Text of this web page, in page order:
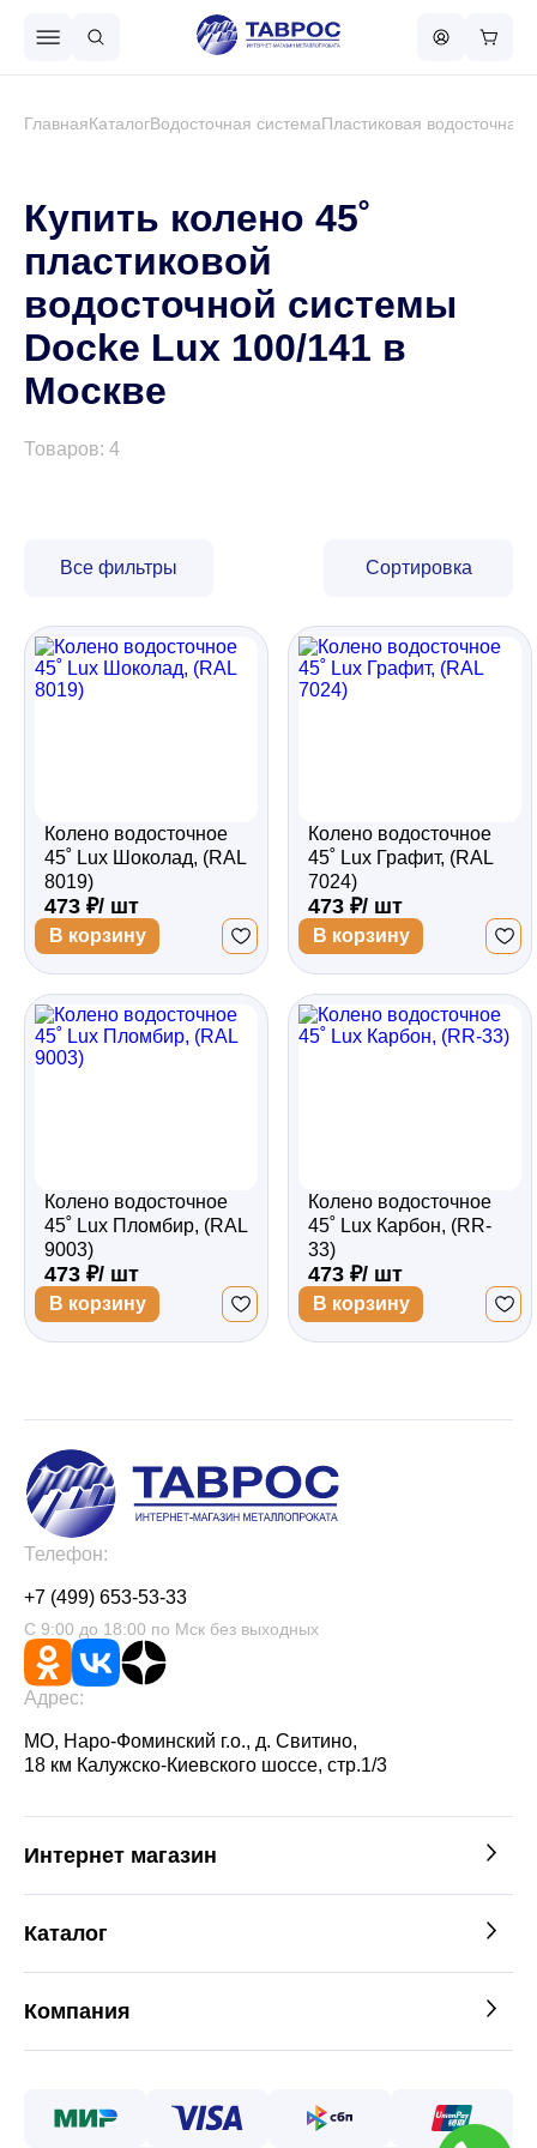
Металлочерепица
Металлический штакетник
Кровля
Профили для гипсокартона
Дача и сад
Другие товары
ГлавнаяКаталогВодосточная системаПластиковая водосточная
Купить колено 45˚
пластиковой
водосточной системы
Docke Lux 100/141 в
Москве
Товаров: 4
Все фильтры Сортировка
Колено водосточное
45˚ Lux Шоколад, (RAL
8019)
473 ₽/ шт
В корзину
Колено водосточное
45˚ Lux Графит, (RAL
7024)
473 ₽/ шт
В корзину
Колено водосточное
45˚ Lux Пломбир, (RAL
9003)
473 ₽/ шт
В корзину
Колено водосточное
45˚ Lux Карбон, (RR-
33)
473 ₽/ шт
В корзину
Телефон:
+7 (499) 653-53-33
С 9:00 до 18:00 по Мск без выходных
Адрес:
МО, Наро-Фоминский г.о., д. Свитино,
18 км Калужско-Киевского шоссе, стр.1/3
Интернет магазин
Каталог
Компания